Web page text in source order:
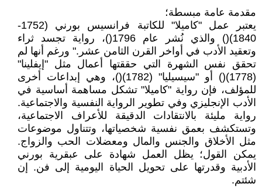
مقدمة عامة مبسطة؛
يعتبر عمل "كاميلا" للكاتبة فرانسيس بورني (1752-
1840)() والذي نُشر عام 1796()، رواية تجسد ثراء
وتعقيد الأدب في أواخر القرن الثامن عشر." ورغم أنها لم
تحقق نفس الشهرة التي حققتها أعمال مثل "إيفلينا"
(1778)() أو "سيسيليا" (1782)()، وهي إبداعات أخرى
للمؤلف، فإن رواية "كاميلا" تشكل مساهمة أساسية في
الأدب الإنجليزي وفي تطوير الرواية النفسية والاجتماعية.
رواية مليئة بالانتقادات الدقيقة للأعراف الاجتماعية،
وتستكشف بعمق نفسية شخصياتها، وتتناول موضوعات
مثل الأخلاق والجنس والمال ومعضلات الحب والزواج.
يمكن القول؛ يظل العمل شهادة على عبقرية بورني
الأدبية وقدرتها على تحويل الحياة اليومية إلى فن. إن
شئتم.